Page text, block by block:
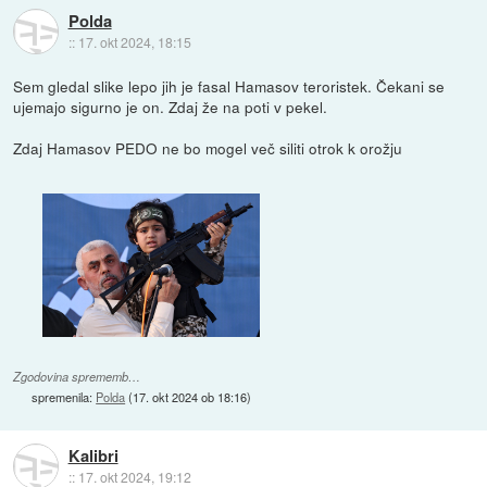
Polda
:: 17. okt 2024, 18:15
Sem gledal slike lepo jih je fasal Hamasov teroristek. Čekani se
ujemajo sigurno je on. Zdaj že na poti v pekel.
Zdaj Hamasov PEDO ne bo mogel več siliti otrok k orožju
Zgodovina sprememb…
spremenila: Polda(17. okt 2024 ob 18:16)
Kalibri
:: 17. okt 2024, 19:12